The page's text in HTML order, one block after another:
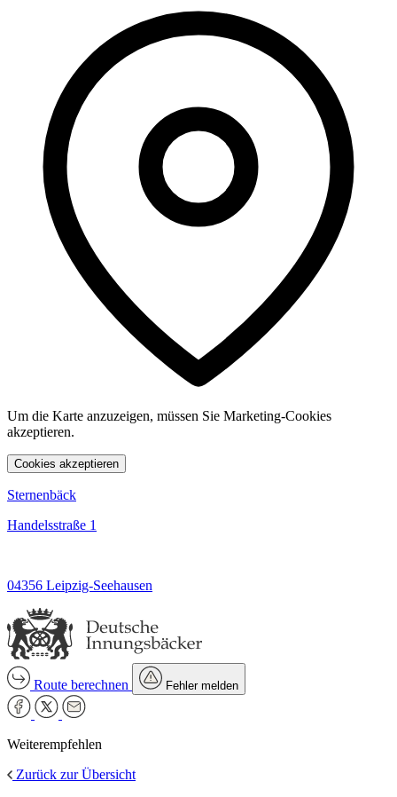
Um die Karte anzuzeigen, müssen Sie Marketing-Cookies
akzeptieren.
Cookies akzeptieren
Sternenbäck
Handelsstraße 1
04356 Leipzig-Seehausen
Route berechnen Fehler melden
Weiterempfehlen
Zurück zur Übersicht